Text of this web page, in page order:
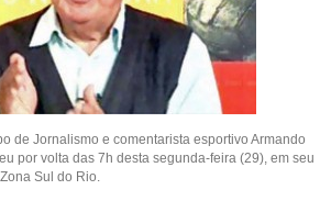
de Jornalismo e comentarista esportivo Armando
por volta das 7h desta segunda-feira (29), em seu
Sul do Rio.